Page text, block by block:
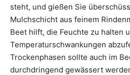
steht, und gießen Sie
Mulchschicht aus feinem
Beet hilft, die Feuchte zu halten
Temperaturschwankungen
Trockenphasen sollte auch im
durchdringend gewässert